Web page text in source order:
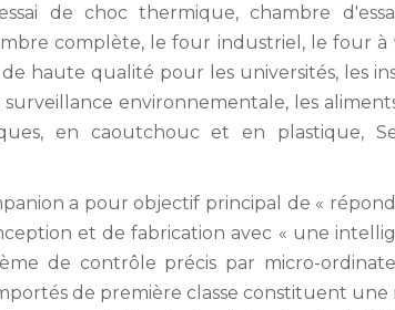
de choc thermique, chambre
complète, le four industriel, le four à
haute qualité pour les universités, les
environnementale, les
en caoutchouc et en plastique,
a pour objectif principal de «
et de fabrication avec « une
de contrôle précis par micro-
de première classe constituent